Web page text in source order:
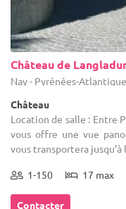
Château de
Nay - Pyrénées-
Château
Location de salle : Entre
vous offre une vue
vous transportera jusqu'à
1-150 17 max
Contacter